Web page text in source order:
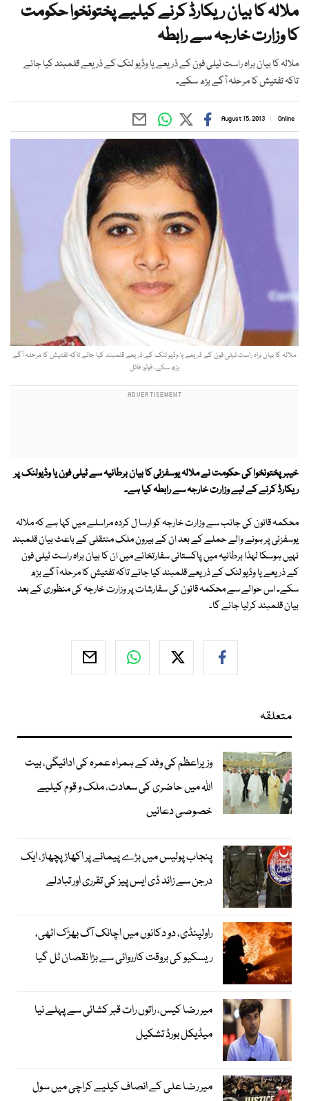
ملالہ کا بیان ریکارڈ کرنے کیلیے پختونخوا حکومت
کا وزارت خارجہ سے رابطہ
ملالہ کا بیان براہ راست ٹیلی فون کے ذریعے یا وڈیو لنک کے ذریعے قلمبند کیا جائے
تاکہ تفتیش کا مرحلہ آگے بڑھ سکے۔
Online
August 15, 2013
ملالہ کا بیان براہ راست ٹیلی فون کے ذریعے یا وڈیو لنک کے ذریعے قلمبند کیا جائے تاکہ تفتیش کا مرحلہ آگے
بڑھ سکے۔ فوٹو: فائل
خیبرپختونخوا کی حکومت نے ملالہ یوسفزئی کا بیان برطانیہ سے ٹیلی فون یا وڈیولنک پر
ریکارڈ کرنے کے لیے وزارت خارجہ سے رابطہ کیا ہے۔
محکمہ قانون کی جانب سے وزارت خارجہ کو ارسا ل کردہ مراسلے میں کہا ہے کہ ملالہ
یوسفزئی پر ہونے والے حملے کے بعد ان کے بیرون ملک منتقلی کے باعث بیان قلمبند
نہیں ہوسکا لہذا برطانیہ میں پاکستانی سفارتخانے میں ان کا بیان براہ راست ٹیلی فون
کے ذریعے یا وڈیو لنک کے ذریعے قلمبند کیا جائے تاکہ تفتیش کا مرحلہ آگے بڑھ
سکے۔ اس حوالے سے محکمہ قانون کی سفارشات پر وزارت خارجہ کی منظوری کے بعد
بیان قلمبند کرلیا جائے گا۔
متعلقہ
وزیراعظم کی وفد کے ہمراہ عمرہ کی ادائیگی، بیت
اللہ میں حاضری کی سعادت، ملک و قوم کیلیے
خصوصی دعائیں
پنجاب پولیس میں بڑے پیمانے پر اکھاڑ پچھاڑ، ایک
درجن سے زائد ڈی ایس پیز کی تقرری اور تبادلے
راولپنڈی، دو دکانوں میں اچانک آگ بھڑک اٹھی،
ریسکیو کی بروقت کارروائی سے بڑا نقصان ٹل گیا
میر رضا کیس، راتوں رات قبر کشائی سے پہلے نیا
میڈیکل بورڈ تشکیل
میر رضا علی کے انصاف کیلیے کراچی میں سول